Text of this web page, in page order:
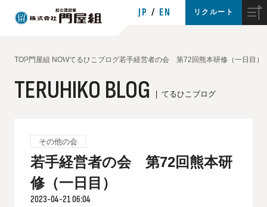
JP EN リクルート
TOP門屋組 NOWてるひこブログ若手経営者の会 第72回熊本研修（一日目）
TERUHIKO BLOG てるひこブログ
その他の会
若手経営者の会 第72回熊本研
修（一日目）
2023-04-21 06:04